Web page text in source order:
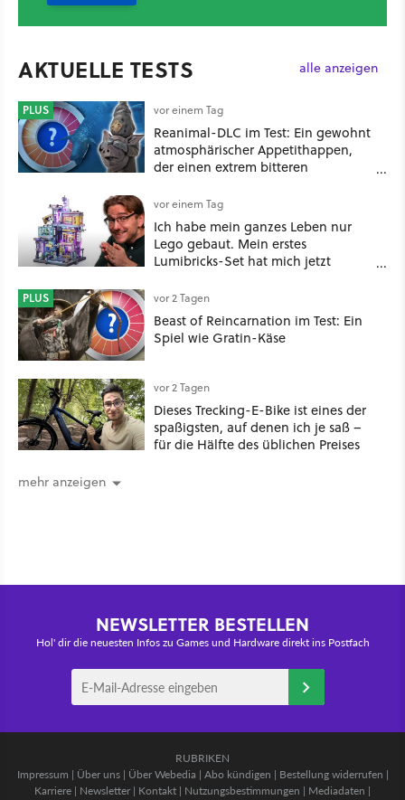
AKTUELLE TESTS alle anzeigen
PLUS vor einem Tag
Reanimal-DLC im Test: Ein gewohnt
atmosphärischer Appetithappen,
der einen extrem bitteren
vor einem Tag
Ich habe mein ganzes Leben nur
Lego gebaut. Mein erstes
Lumibricks-Set hat mich jetzt
Stack im Test
PLUS vor 2 Tagen
Beast of Reincarnation im Test: Ein
Spiel wie Gratin-Käse
vor 2 Tagen
Dieses Trecking-E-Bike ist eines der
spaßigsten, auf denen ich je saß –
für die Hälfte des üblichen Preises
mehr anzeigen
NEWSLETTER BESTELLEN
Hol' dir die neuesten Infos zu Games und Hardware direkt ins Postfach
RUBRIKEN
Impressum | Über uns| Über Webedia | Abo kündigen | Bestellung widerrufen |
Karriere | Newsletter | Kontakt | Nutzungsbestimmungen | Mediadaten |